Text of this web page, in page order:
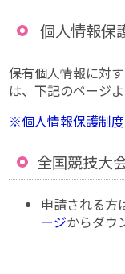
個人情報保
保有個人情報に対
は、下記のページ
※個人情報保護制
全国競技大
申請される方
ージからダウ